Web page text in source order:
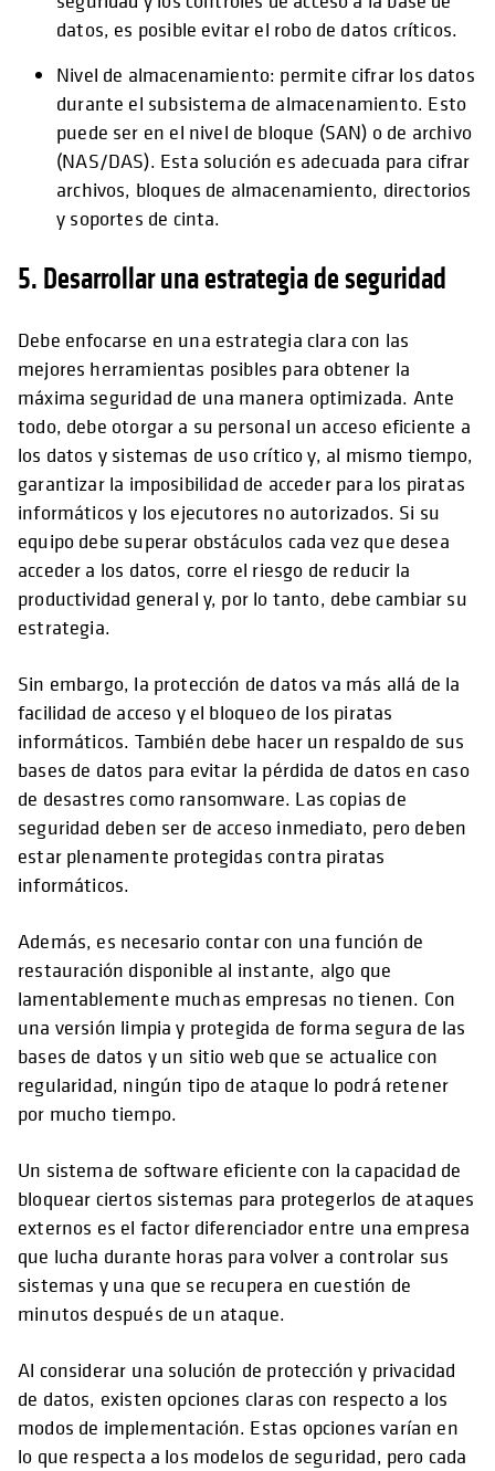
datos, es posible evitar el robo de datos críticos.
Nivel de almacenamiento: permite cifrar los datos
durante el subsistema de almacenamiento. Esto
puede ser en el nivel de bloque (SAN) o de archivo
(NAS/DAS). Esta solución es adecuada para cifrar
archivos, bloques de almacenamiento, directorios
y soportes de cinta.
5. Desarrollar una estrategia de seguridad
Debe enfocarse en una estrategia clara con las
mejores herramientas posibles para obtener la
máxima seguridad de una manera optimizada. Ante
todo, debe otorgar a su personal un acceso eficiente a
los datos y sistemas de uso crítico y, al mismo tiempo,
garantizar la imposibilidad de acceder para los piratas
informáticos y los ejecutores no autorizados. Si su
equipo debe superar obstáculos cada vez que desea
acceder a los datos, corre el riesgo de reducir la
productividad general y, por lo tanto, debe cambiar su
estrategia.
Sin embargo, la protección de datos va más allá de la
facilidad de acceso y el bloqueo de los piratas
informáticos. También debe hacer un respaldo de sus
bases de datos para evitar la pérdida de datos en caso
de desastres como ransomware. Las copias de
seguridad deben ser de acceso inmediato, pero deben
estar plenamente protegidas contra piratas
informáticos.
Además, es necesario contar con una función de
restauración disponible al instante, algo que
lamentablemente muchas empresas no tienen. Con
una versión limpia y protegida de forma segura de las
bases de datos y un sitio web que se actualice con
regularidad, ningún tipo de ataque lo podrá retener
por mucho tiempo.
Un sistema de software eficiente con la capacidad de
bloquear ciertos sistemas para protegerlos de ataques
externos es el factor diferenciador entre una empresa
que lucha durante horas para volver a controlar sus
sistemas y una que se recupera en cuestión de
minutos después de un ataque.
Al considerar una solución de protección y privacidad
de datos, existen opciones claras con respecto a los
modos de implementación. Estas opciones varían en
lo que respecta a los modelos de seguridad, pero cada